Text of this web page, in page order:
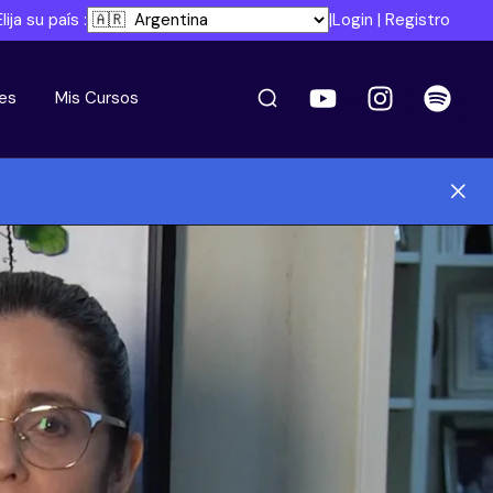
su país : |Login | Registro
Mis Cursos